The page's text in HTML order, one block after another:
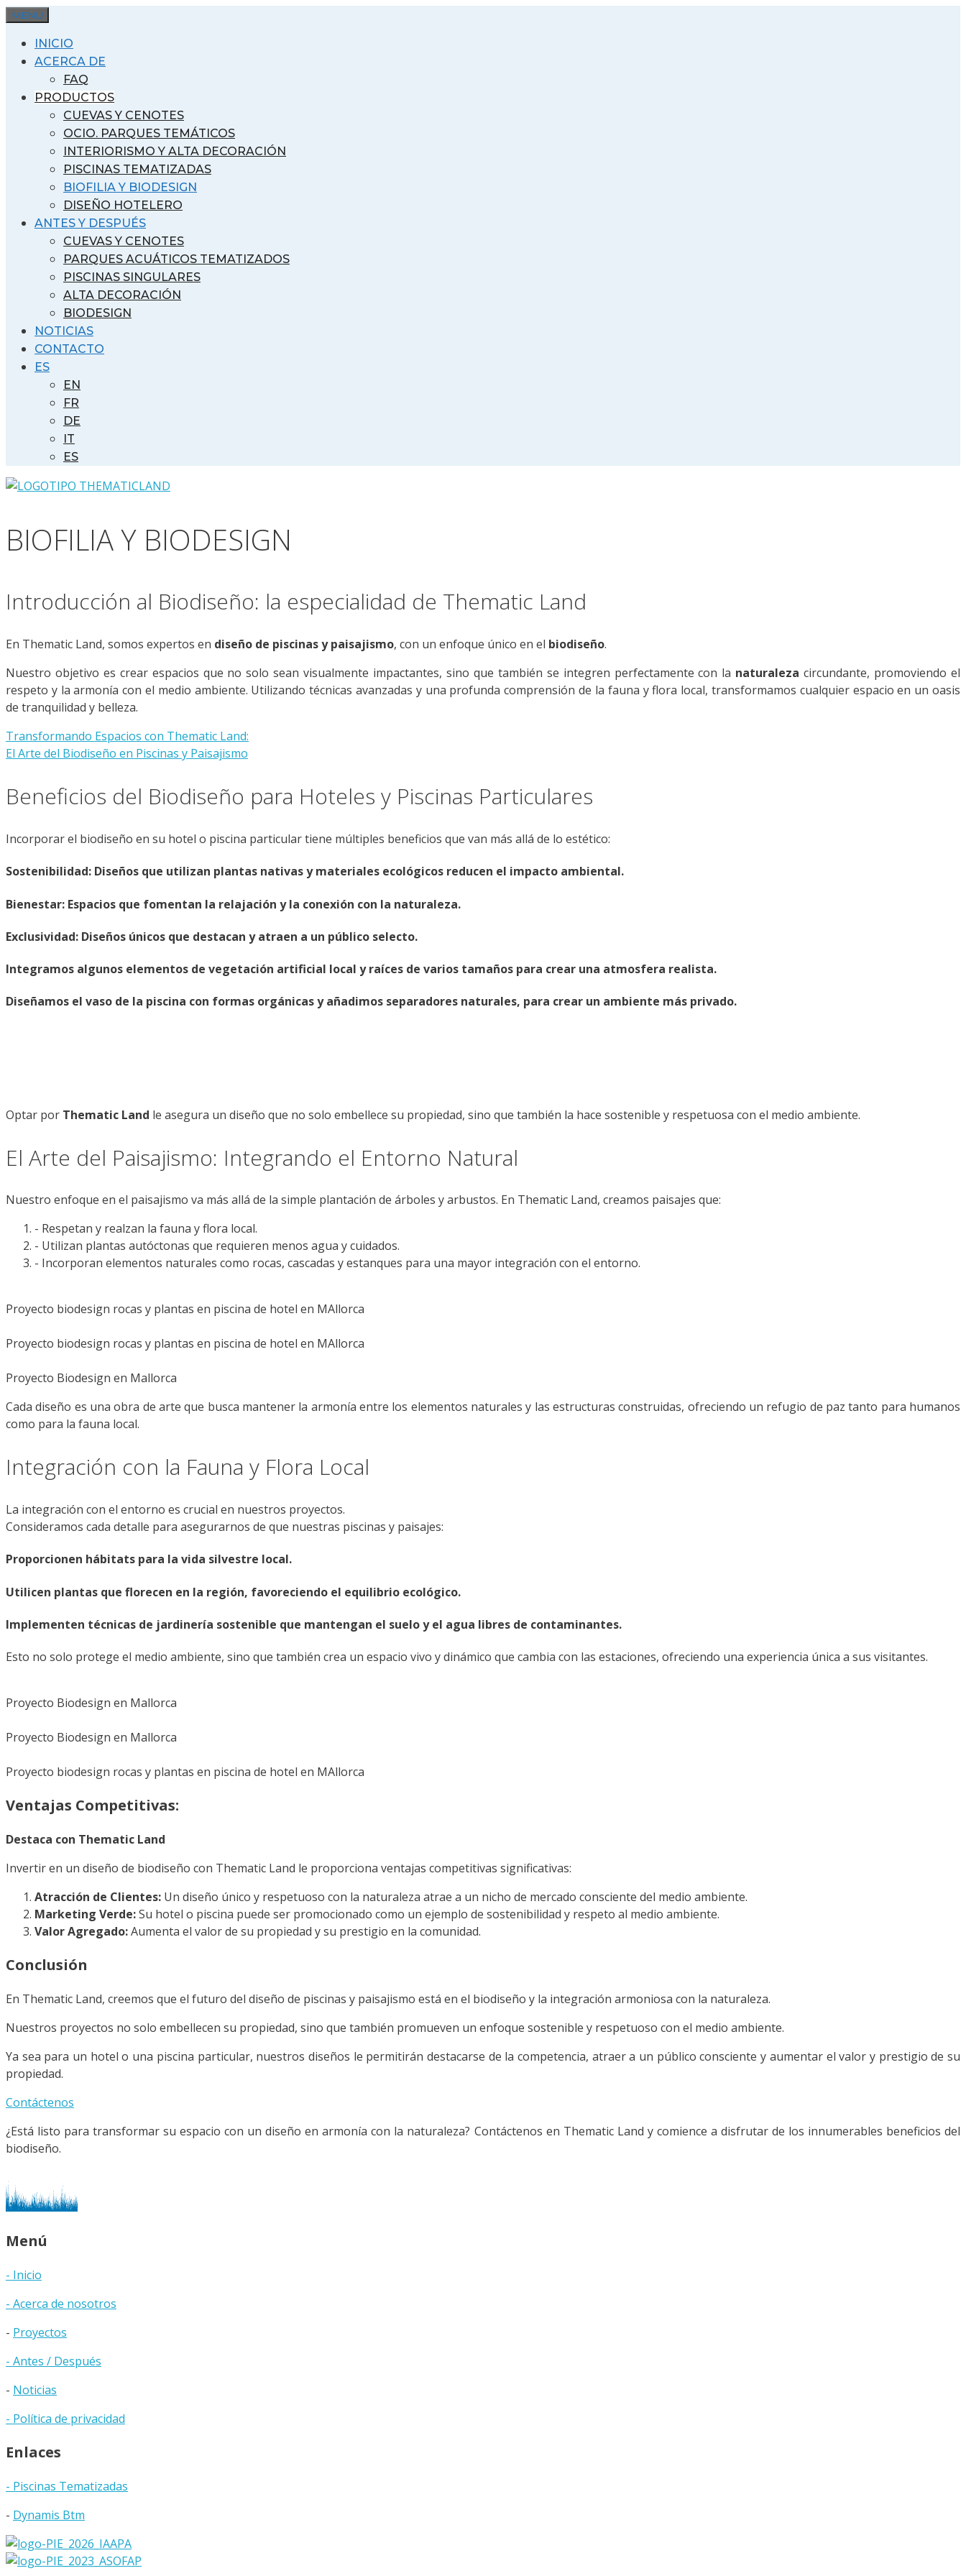
Saltar
contenido
MENU
INICIO
ACERCA DE
FAQ
PRODUCTOS
CUEVAS Y CENOTES
OCIO. PARQUES TEMÁTICOS
INTERIORISMO Y ALTA DECORACIÓN
PISCINAS TEMATIZADAS
BIOFILIA Y BIODESIGN
DISEÑO HOTELERO
ANTES Y DESPUÉS
CUEVAS Y CENOTES
PARQUES ACUÁTICOS TEMATIZADOS
PISCINAS SINGULARES
ALTA DECORACIÓN
BIODESIGN
NOTICIAS
CONTACTO
ES
EN
FR
DE
IT
ES
BIOFILIA Y BIODESIGN
Introducción al Biodiseño: la especialidad de Thematic Land
En Thematic Land, somos expertos en diseño de piscinas y paisajismo, con un enfoque único en el biodiseño.
Nuestro objetivo es crear espacios que no solo sean visualmente impactantes, sino que también se integren perfectamente con la naturaleza circundante, promoviendo el
respeto y la armonía con el medio ambiente. Utilizando técnicas avanzadas y una profunda comprensión de la fauna y flora local, transformamos cualquier espacio en un oasis
de tranquilidad y belleza.
Transformando Espacios con Thematic Land:
El Arte del Biodiseño en Piscinas y Paisajismo
Beneficios del Biodiseño para Hoteles y Piscinas Particulares
Incorporar el biodiseño en su hotel o piscina particular tiene múltiples beneficios que van más allá de lo estético:
Sostenibilidad: Diseños que utilizan plantas nativas y materiales ecológicos reducen el impacto ambiental.
Bienestar: Espacios que fomentan la relajación y la conexión con la naturaleza.
Exclusividad: Diseños únicos que destacan y atraen a un público selecto.
Integramos algunos elementos de vegetación artificial local y raíces de varios tamaños para crear una atmosfera realista.
Diseñamos el vaso de la piscina con formas orgánicas y añadimos separadores naturales, para crear un ambiente más privado.
Optar por Thematic Land le asegura un diseño que no solo embellece su propiedad, sino que también la hace sostenible y respetuosa con el medio ambiente.
El Arte del Paisajismo: Integrando el Entorno Natural
Nuestro enfoque en el paisajismo va más allá de la simple plantación de árboles y arbustos. En Thematic Land, creamos paisajes que:
- Respetan y realzan la fauna y flora local.
- Utilizan plantas autóctonas que requieren menos agua y cuidados.
- Incorporan elementos naturales como rocas, cascadas y estanques para una mayor integración con el entorno.
Proyecto biodesign rocas y plantas en piscina de hotel en MAllorca
Proyecto biodesign rocas y plantas en piscina de hotel en MAllorca
Proyecto Biodesign en Mallorca
Cada diseño es una obra de arte que busca mantener la armonía entre los elementos naturales y las estructuras construidas, ofreciendo un refugio de paz tanto para humanos
como para la fauna local.
Integración con la Fauna y Flora Local
La integración con el entorno es crucial en nuestros proyectos.
Consideramos cada detalle para asegurarnos de que nuestras piscinas y paisajes:
Proporcionen hábitats para la vida silvestre local.
Utilicen plantas que florecen en la región, favoreciendo el equilibrio ecológico.
Implementen técnicas de jardinería sostenible que mantengan el suelo y el agua libres de contaminantes.
Esto no solo protege el medio ambiente, sino que también crea un espacio vivo y dinámico que cambia con las estaciones, ofreciendo una experiencia única a sus visitantes.
Proyecto Biodesign en Mallorca
Proyecto Biodesign en Mallorca
Proyecto biodesign rocas y plantas en piscina de hotel en MAllorca
Ventajas Competitivas:
Destaca con Thematic Land
Invertir en un diseño de biodiseño con Thematic Land le proporciona ventajas competitivas significativas:
Atracción de Clientes: Un diseño único y respetuoso con la naturaleza atrae a un nicho de mercado consciente del medio ambiente.
Marketing Verde:Su hotel o piscina puede ser promocionado como un ejemplo de sostenibilidad y respeto al medio ambiente.
Valor Agregado:Aumenta el valor de su propiedad y su prestigio en la comunidad.
Conclusión
En Thematic Land, creemos que el futuro del diseño de piscinas y paisajismo está en el biodiseño y la integración armoniosa con la naturaleza.
Nuestros proyectos no solo embellecen su propiedad, sino que también promueven un enfoque sostenible y respetuoso con el medio ambiente.
Ya sea para un hotel o una piscina particular, nuestros diseños le permitirán destacarse de la competencia, atraer a un público consciente y aumentar el valor y prestigio de su
propiedad.
Contáctenos
¿Está listo para transformar su espacio con un diseño en armonía con la naturaleza? Contáctenos en Thematic Land y comience a disfrutar de los innumerables beneficios del
biodiseño.
Menú
- Inicio
- Acerca de nosotros
- Proyectos
- Antes / Después
- Noticias
- Política de privacidad
Enlaces
- Piscinas Tematizadas
- Dynamis Btm